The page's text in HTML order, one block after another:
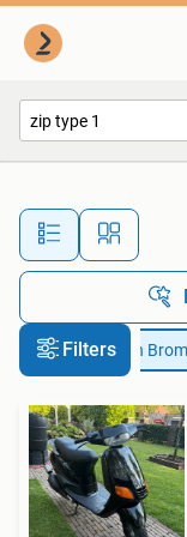
Filters
Fietsen en